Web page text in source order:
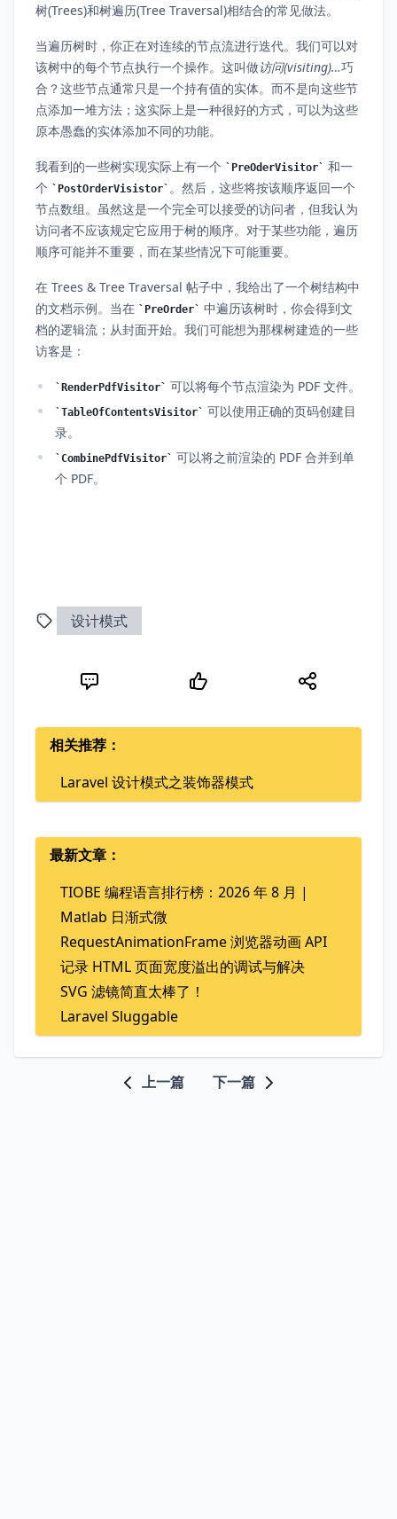
树(Trees)和树遍历(Tree Traversal)相结合的常见做法。
当遍历树时，你正在对连续的节点流进行迭代。我们可以对
该树中的每个节点执行一个操作。这叫做访问(visiting)…巧
合？这些节点通常只是一个持有值的实体。而不是向这些节
点添加一堆方法；这实际上是一种很好的方式，可以为这些
原本愚蠢的实体添加不同的功能。
我看到的一些树实现实际上有一个 PreOderVisitor
和一
个
PostOrderVisistor
。然后，这些将按该顺序返回一个
节点数组。虽然这是一个完全可以接受的访问者，但我认为
访问者不应该规定它应用于树的顺序。对于某些功能，遍历
顺序可能并不重要，而在某些情况下可能重要。
在 Trees & Tree Traversal 帖子中，我给出了一个树结构中
的文档示例。当在
PreOrder
中遍历该树时，你会得到文
档的逻辑流；从封面开始。我们可能想为那棵树建造的一些
访客是：
RenderPdfVisitor 可以将每个节点渲染为 PDF 文件。
TableOfContentsVisitor
可以使用正确的页码创建目
录。
CombinePdfVisitor
可以将之前渲染的 PDF 合并到单
个 PDF。
设计模式
相关推荐：
Laravel 设计模式之装饰器模式
最新文章：
TIOBE 编程语言排行榜：2026 年 8 月 |
Matlab 日渐式微
RequestAnimationFrame 浏览器动画 API
记录 HTML 页面宽度溢出的调试与解决
SVG 滤镜简直太棒了！
Laravel Sluggable
上一篇 下一篇